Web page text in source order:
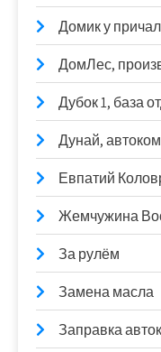
Домик у
ДомЛес,
Дубок 1, база
Дунай,
Евпатий
Жемчужина
За рулём
Замена масла
Заправка